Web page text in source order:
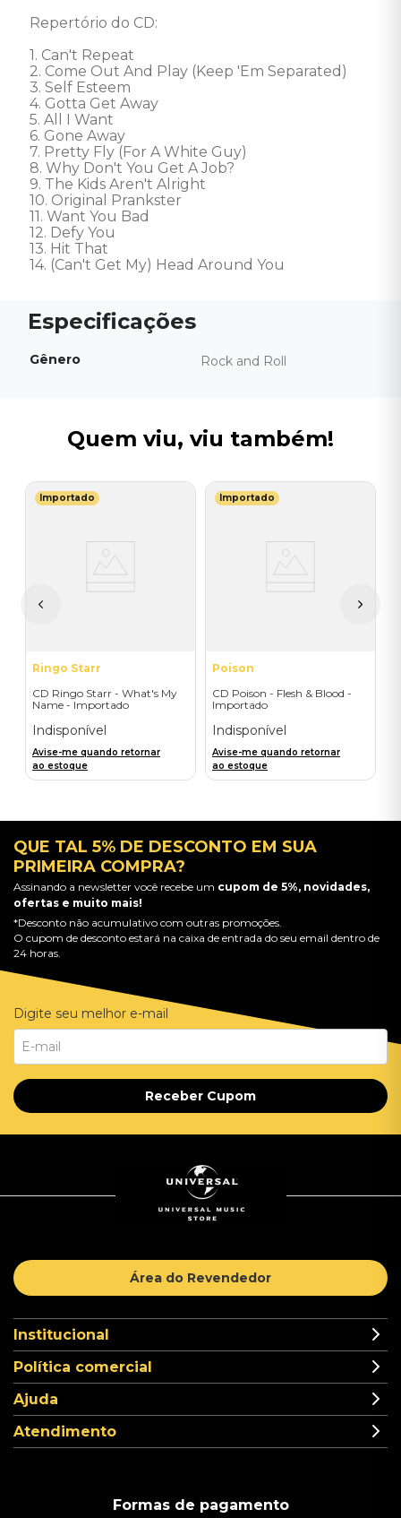
Repertório do CD:
1. Can't Repeat
2. Come Out And Play (Keep 'Em Separated)
3. Self Esteem
4. Gotta Get Away
5. All I Want
6. Gone Away
7. Pretty Fly (For A White Guy)
8. Why Don't You Get A Job?
9. The Kids Aren't Alright
10. Original Prankster
11. Want You Bad
12. Defy You
13. Hit That
14. (Can't Get My) Head Around You
Gênero Rock and Roll
Quem viu, viu também!
Importado
Ringo Starr
CD Ringo Starr - What's My
Name - Importado
Indisponível
Avise-me quando retornar
ao estoque
Importado
Poison
CD Poison - Flesh & Blood -
Importado
Indisponível
Avise-me quando retornar
ao estoque
QUE TAL 5% DE DESCONTO EM SUA
PRIMEIRA COMPRA?
Assinando a newsletter você recebe um cupom de 5%, novidades,
ofertas e muito mais!
*Desconto não acumulativo com outras promoções.
O cupom de desconto estará na caixa de entrada do seu email dentro de
24 horas.
Digite seu melhor e-mail
Receber Cupom
Área do Revendedor
Institucional
Política comercial
Ajuda
Atendimento
Formas de pagamento